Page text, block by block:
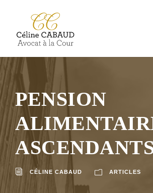
PENSION
CÉLINE CABAUD ARTICLES